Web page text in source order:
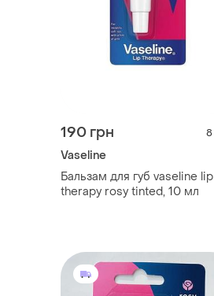
190 грн 8
Vaseline
Бальзам для губ vaseline lip
therapy rosy tinted, 10 мл